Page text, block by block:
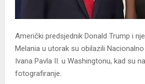
Američki predsjednik Donald Trump i
Melania u utorak su obilazili
Ivana Pavla II. u Washingtonu, kad su
fotografiranje.